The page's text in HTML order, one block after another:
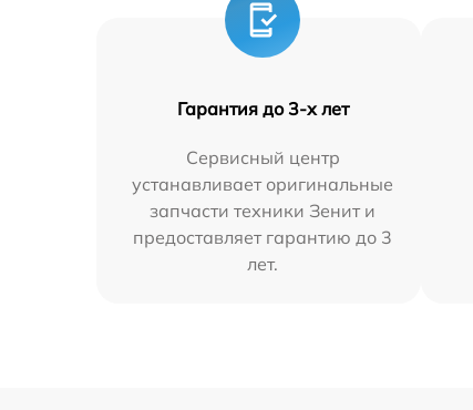
Гарантия до 3-х лет
Сервисный центр
устанавливает оригинальные
запчасти техники Зенит и
предоставляет гарантию до 3
лет.